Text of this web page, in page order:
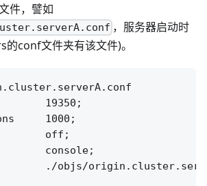
件，譬如
，服务器启动时
conf文件夹有该文件)。
19350;
1000;
off;
console;
./objs/